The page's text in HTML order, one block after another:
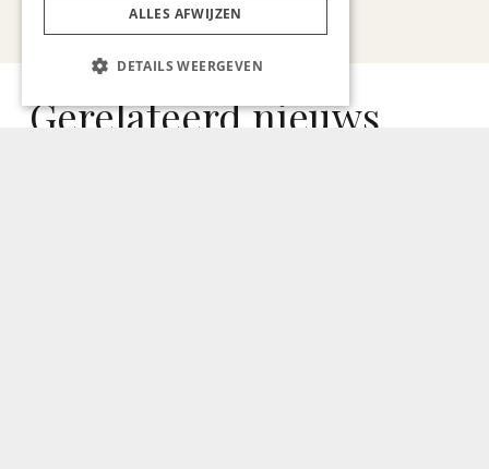
Bekijk alle artikelen
Gerelateerd nieuws
ALLES AFWIJZEN
DETAILS WEERGEVEN